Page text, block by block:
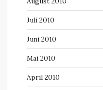
Juli 2010
Juni 2010
Mai 2010
April 2010